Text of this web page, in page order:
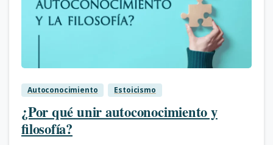
Autoconocimiento Estoicismo
¿Por qué unir autoconocimiento y
filosofía?